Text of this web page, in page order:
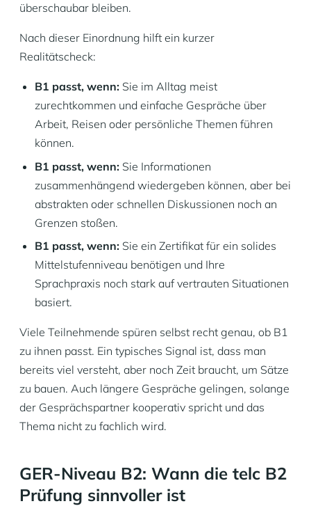
überschaubar bleiben.
Nach dieser Einordnung hilft ein kurzer
Realitätscheck:
B1 passt, wenn: Sie im Alltag meist
zurechtkommen und einfache Gespräche über
Arbeit, Reisen oder persönliche Themen führen
können.
B1 passt, wenn: Sie Informationen
zusammenhängend wiedergeben können, aber bei
abstrakten oder schnellen Diskussionen noch an
Grenzen stoßen.
B1 passt, wenn: Sie ein Zertifikat für ein solides
Mittelstufenniveau benötigen und Ihre
Sprachpraxis noch stark auf vertrauten Situationen
basiert.
Viele Teilnehmende spüren selbst recht genau, ob B1
zu ihnen passt. Ein typisches Signal ist, dass man
bereits viel versteht, aber noch Zeit braucht, um Sätze
zu bauen. Auch längere Gespräche gelingen, solange
der Gesprächspartner kooperativ spricht und das
Thema nicht zu fachlich wird.
GER-Niveau B2: Wann die telc B2
Prüfung sinnvoller ist